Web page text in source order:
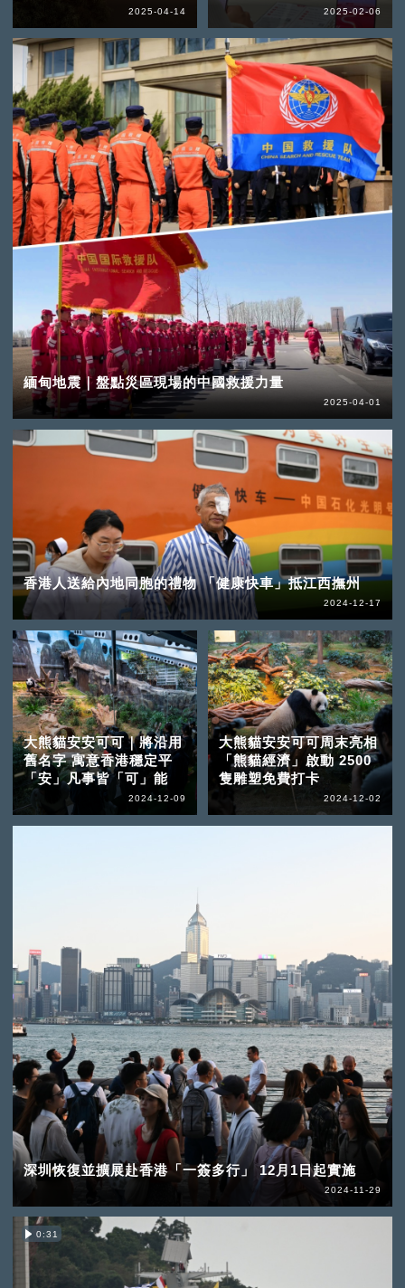
2025-04-14
緬甸地震｜盤點災區現場的中國救援力量
2025-04-01
2025-02-06
香港人送給內地同胞的禮物 「健康快車」抵江西撫州
2024-12-17
大熊貓安安可可｜將沿用
舊名字 寓意香港穩定平
「安」凡事皆「可」能
2024-12-09
大熊貓安安可可周末亮相
「熊貓經濟」啟動 2500
隻雕塑免費打卡
2024-12-02
深圳恢復並擴展赴香港「一簽多行」 12月1日起實施
2024-11-29
0:31